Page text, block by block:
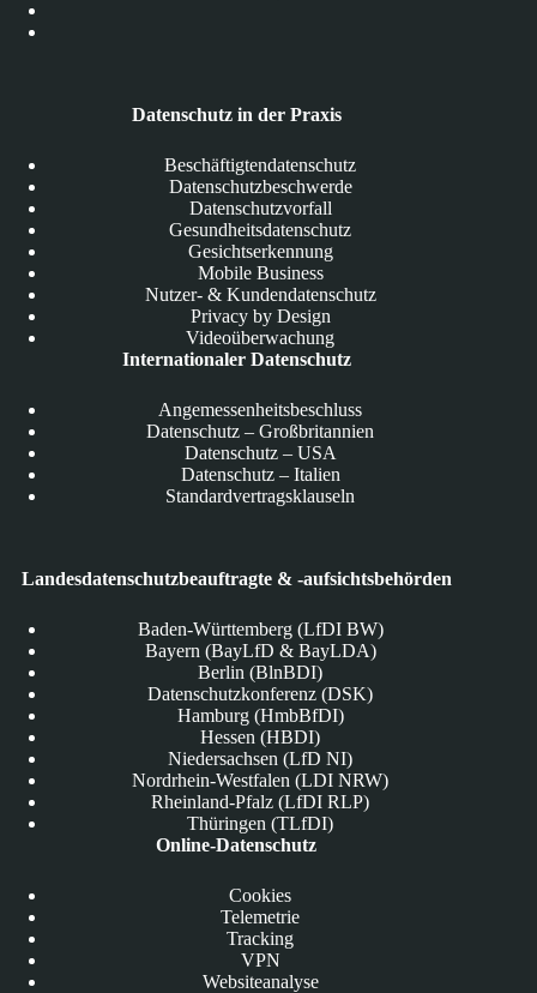
Datenschutz in der Praxis
Beschäftigtendatenschutz
Datenschutzbeschwerde
Datenschutzvorfall
Gesundheitsdatenschutz
Gesichtserkennung
Mobile Business
Nutzer- & Kundendatenschutz
Privacy by Design
Videoüberwachung
Internationaler Datenschutz
Angemessenheitsbeschluss
Datenschutz – Großbritannien
Datenschutz – USA
Datenschutz – Italien
Standardvertragsklauseln
Landesdatenschutzbeauftragte & -aufsichtsbehörden
Baden-Württemberg (LfDI BW)
Bayern (BayLfD & BayLDA)
Berlin (BlnBDI)
Datenschutzkonferenz (DSK)
Hamburg (HmbBfDI)
Hessen (HBDI)
Niedersachsen (LfD NI)
Nordrhein-Westfalen (LDI NRW)
Rheinland-Pfalz (LfDI RLP)
Thüringen (TLfDI)
Online-Datenschutz
Cookies
Telemetrie
Tracking
VPN
Websiteanalyse